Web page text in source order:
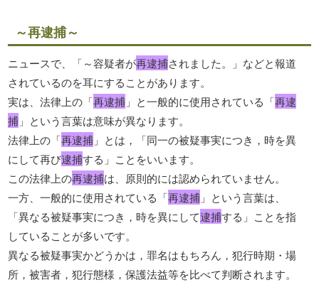
～再逮捕～
ニュースで、「～容疑者が再逮捕されました。」などと報道
されているのを耳にすることがあります。
実は、法律上の「再逮捕 」と一般的に使用されている「再逮
捕 」という言葉は意味が異なります。
法律上の「再逮捕 」とは，「同一の被疑事実につき，時を異
にして再び逮捕する」ことをいいます。
この法律上の再逮捕は、原則的には認められていません。
一方、一般的に使用されている「再逮捕 」という言葉は、
「異なる被疑事実につき，時を異にして逮捕する」ことを指
していることが多いです。
異なる被疑事実かどうかは，罪名はもちろん，犯行時期・場
所，被害者，犯行態様，保護法益等を比べて判断されます。